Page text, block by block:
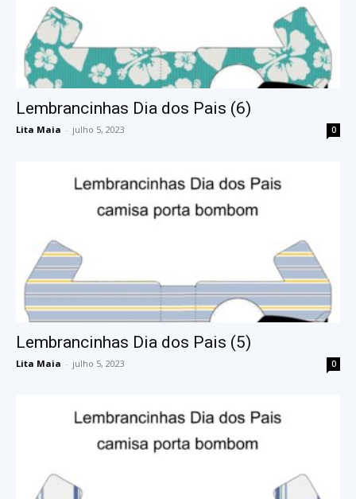
Lembrancinhas Dia dos Pais (6)
Lita Maia - julho 5, 2023 0
Lembrancinhas Dia dos Pais (5)
Lita Maia - julho 5, 2023 0